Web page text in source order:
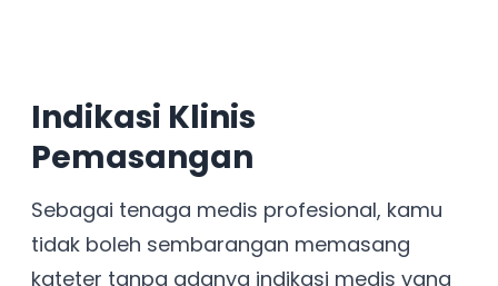
Indikasi Klinis
Pemasangan
Sebagai tenaga medis profesional, kamu
tidak boleh sembarangan memasang
kateter tanpa adanya indikasi medis yang